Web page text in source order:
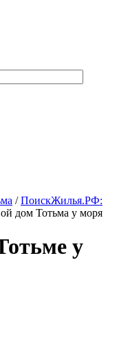
/ПоискЖилья.РФ:
дом Тотьма у моря
у